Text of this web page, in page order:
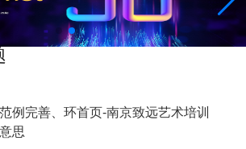
例完善、环首页-南京致远艺术培训
思